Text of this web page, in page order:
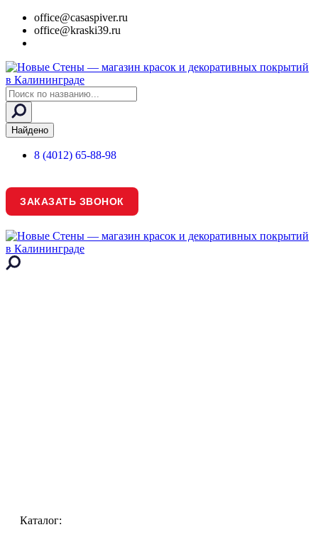
office@casaspiver.ru
office@kraski39.ru
Search
...
Найдено
8 (4012) 65-88-98
ЗАКАЗАТЬ ЗВОНОК
Каталог: